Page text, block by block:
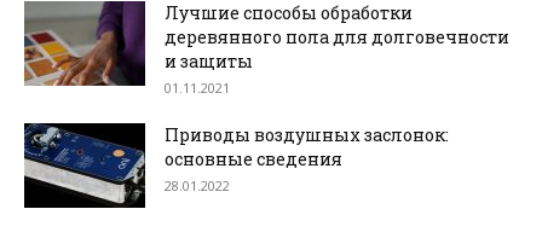
Лучшие способы обработки
деревянного пола для долговечности
и защиты
01.11.2021
Приводы воздушных заслонок:
основные сведения
28.01.2022